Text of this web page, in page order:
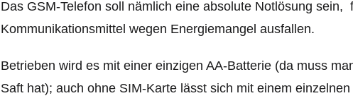
Das GSM-Telefon soll nämlich eine absolute Notlösung sein,
Kommunikationsmittel wegen Energiemangel ausfallen.
Betrieben wird es mit einer einzigen AA-Batterie (da muss
Saft hat); auch ohne SIM-Karte lässt sich mit einem